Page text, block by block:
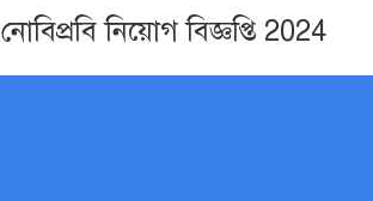
নোবিপ্রবি নিয়োগ বিজ্ঞপ্তি 2024